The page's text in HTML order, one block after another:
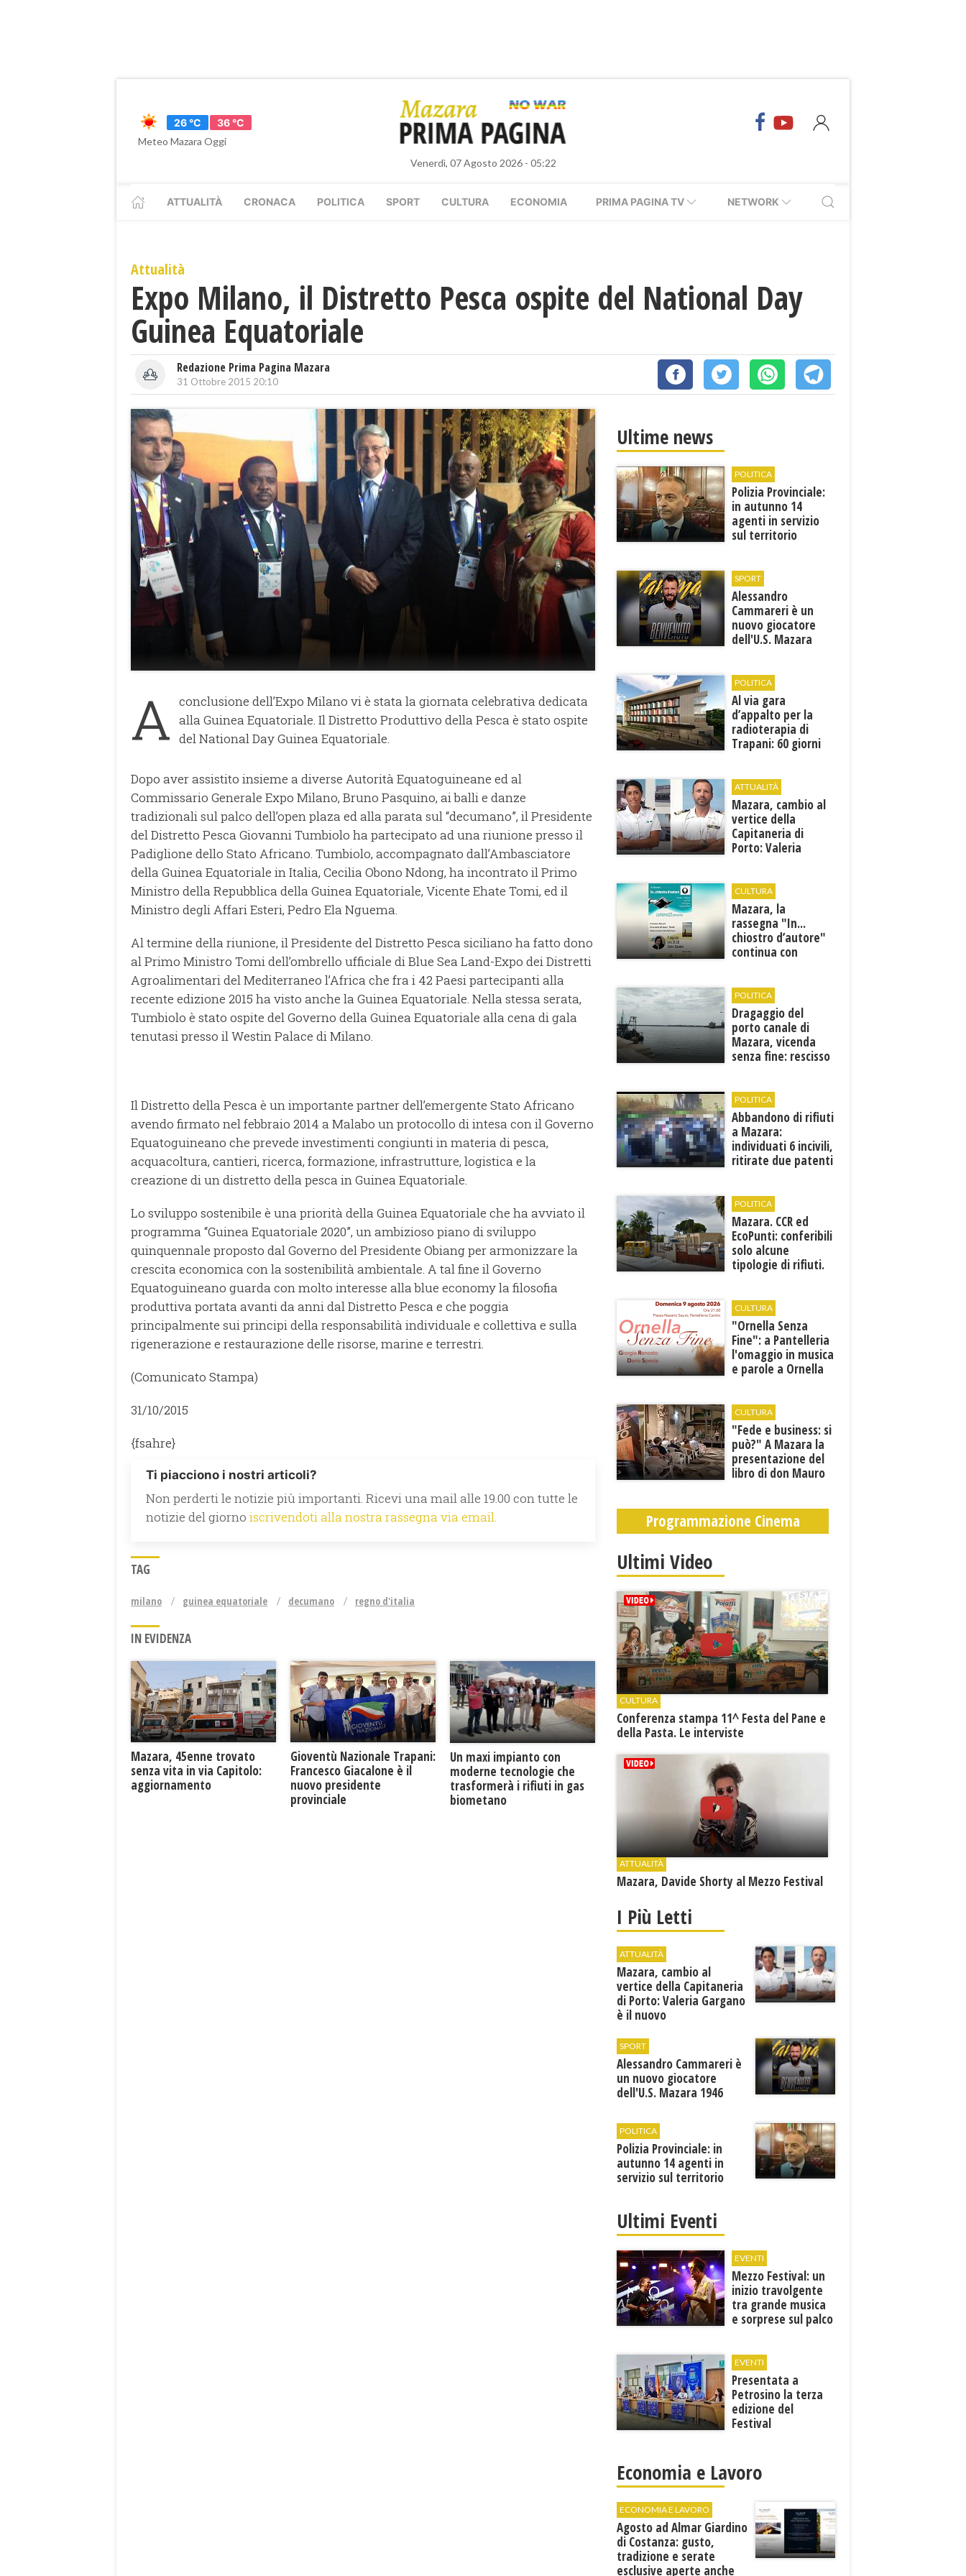
26 °C
36 °C
Meteo Mazara Oggi
Venerdì, 07 Agosto 2026 - 05:22
ATTUALITÀ CRONACA POLITICA SPORT CULTURA ECONOMIA PRIMA PAGINA TV NETWORK
Attualità
Expo Milano, il Distretto Pesca ospite del National Day
Guinea Equatoriale
Redazione Prima Pagina Mazara
31 Ottobre 2015 20:10
A conclusione dell’Expo Milano vi è stata la giornata celebrativa dedicata
alla Guinea Equatoriale. Il Distretto Produttivo della Pesca è stato ospite
del National Day Guinea Equatoriale.
Dopo aver assistito insieme a diverse Autorità Equatoguineane ed al
Commissario Generale Expo Milano, Bruno Pasquino, ai balli e danze
tradizionali sul palco dell’open plaza ed alla parata sul “decumano”, il Presidente
del Distretto Pesca Giovanni Tumbiolo ha partecipato ad una riunione presso il
Padiglione dello Stato Africano. Tumbiolo, accompagnato dall’Ambasciatore
della Guinea Equatoriale in Italia, Cecilia Obono Ndong, ha incontrato il Primo
Ministro della Repubblica della Guinea Equatoriale, Vicente Ehate Tomi, ed il
Ministro degli Affari Esteri, Pedro Ela Nguema.
Al termine della riunione, il Presidente del Distretto Pesca siciliano ha fatto dono
al Primo Ministro Tomi dell’ombrello ufficiale di Blue Sea Land-Expo dei Distretti
Agroalimentari del Mediterraneo l’Africa che fra i 42 Paesi partecipanti alla
recente edizione 2015 ha visto anche la Guinea Equatoriale. Nella stessa serata,
Tumbiolo è stato ospite del Governo della Guinea Equatoriale alla cena di gala
tenutasi presso il Westin Palace di Milano.
Il Distretto della Pesca è un importante partner dell’emergente Stato Africano
avendo firmato nel febbraio 2014 a Malabo un protocollo di intesa con il Governo
Equatoguineano che prevede investimenti congiunti in materia di pesca,
acquacoltura, cantieri, ricerca, formazione, infrastrutture, logistica e la
creazione di un distretto della pesca in Guinea Equatoriale.
Lo sviluppo sostenibile è una priorità della Guinea Equatoriale che ha avviato il
programma “Guinea Equatoriale 2020”, un ambizioso piano di sviluppo
quinquennale proposto dal Governo del Presidente Obiang per armonizzare la
crescita economica con la sostenibilità ambientale. A tal fine il Governo
Equatoguineano guarda con molto interesse alla blue economy la filosofia
produttiva portata avanti da anni dal Distretto Pesca e che poggia
principalmente sui principi della responsabilità individuale e collettiva e sulla
rigenerazione e restaurazione delle risorse, marine e terrestri.
(Comunicato Stampa)
31/10/2015
{fsahre}
Ti piacciono i nostri articoli?
Non perderti le notizie più importanti. Ricevi una mail alle 19.00 con tutte le
notizie del giorno iscrivendoti alla nostra rassegna via email.
TAG
milano guinea equatoriale decumano regno d'italia
IN EVIDENZA
Mazara, 45enne trovato
senza vita in via Capitolo:
aggiornamento
Gioventù Nazionale Trapani:
Francesco Giacalone è il
nuovo presidente
provinciale
Un maxi impianto con
moderne tecnologie che
trasformerà i rifiuti in gas
biometano
Ultime news
POLITICA
Polizia Provinciale:
in autunno 14
agenti in servizio
sul territorio
SPORT
Alessandro
Cammareri è un
nuovo giocatore
dell'U.S. Mazara
POLITICA
Al via gara
d’appalto per la
radioterapia di
Trapani: 60 giorni
ATTUALITÀ
Mazara, cambio al
vertice della
Capitaneria di
Porto: Valeria
CULTURA
Mazara, la
rassegna "In...
chiostro d’autore"
continua con
POLITICA
Dragaggio del
porto canale di
Mazara, vicenda
senza fine: rescisso
POLITICA
Abbandono di rifiuti
a Mazara:
individuati 6 incivili,
ritirate due patenti
POLITICA
Mazara. CCR ed
EcoPunti: conferibili
solo alcune
tipologie di rifiuti.
CULTURA
​"Ornella Senza
Fine": a Pantelleria
l'omaggio in musica
e parole a Ornella
CULTURA
"Fede e business: si
può?" A Mazara la
presentazione del
libro di don Mauro
Programmazione Cinema
Ultimi Video
CULTURA
Conferenza stampa 11^ Festa del Pane e
della Pasta. Le interviste
ATTUALITÀ
Mazara, Davide Shorty al Mezzo Festival
I Più Letti
ATTUALITÀ
Mazara, cambio al
vertice della Capitaneria
di Porto: Valeria Gargano
è il nuovo
SPORT
Alessandro Cammareri è
un nuovo giocatore
dell'U.S. Mazara 1946
POLITICA
Polizia Provinciale: in
autunno 14 agenti in
servizio sul territorio
Ultimi Eventi
EVENTI
Mezzo Festival: un
inizio travolgente
tra grande musica
e sorprese sul palco
EVENTI
Presentata a
Petrosino la terza
edizione del
Festival
"Voci dal
Mediterraneo"
Economia e Lavoro
ECONOMIA E LAVORO
Agosto ad Almar Giardino
di Costanza: gusto,
tradizione e serate
esclusive aperte anche